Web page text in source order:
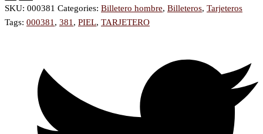
SKU: 000381 Categories: Billetero hombre, Billeteros, Tarjeteros
Tags: 000381 , 381 , PIEL, TARJETERO